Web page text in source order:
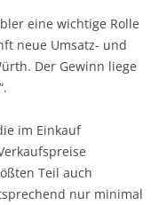
eine wichtige Rolle
neue Umsatz- und
Der Gewinn liege
im Einkauf
Teil auch
nur minimal